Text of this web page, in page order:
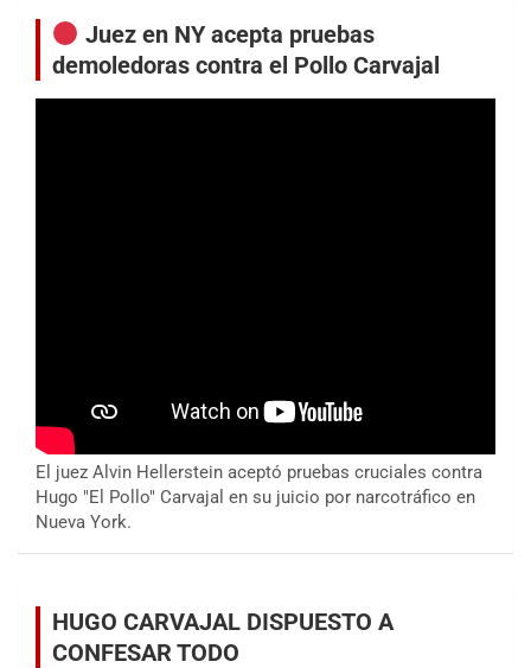
Juez en NY acepta pruebas
demoledoras contra el Pollo Carvajal
El juez Alvin Hellerstein aceptó pruebas cruciales contra
Hugo "El Pollo" Carvajal en su juicio por narcotráfico en
Nueva York.
HUGO CARVAJAL DISPUESTO A
CONFESAR TODO